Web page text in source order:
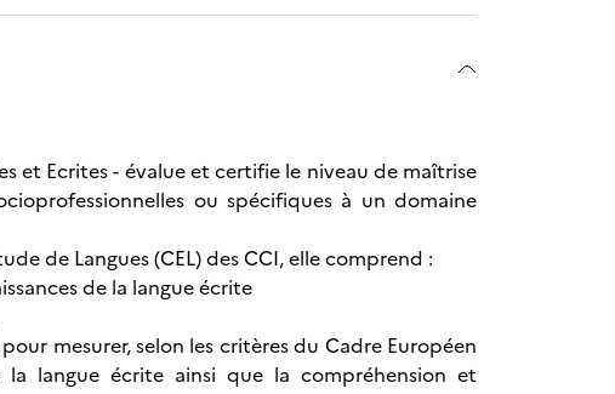
et Ecrites - évalue et certifie le niveau de maîtrise
ou spécifiques à un domaine
de Langues (CEL) des CCI, elle comprend :
de la langue écrite
mesurer, selon les critères du Cadre Européen
la langue écrite ainsi que la compréhension et